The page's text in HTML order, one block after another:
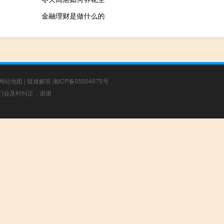
金融理财是做什么的
站地图 | 疑难解答 湘ICP备05004575号
会及时纠正，谢谢